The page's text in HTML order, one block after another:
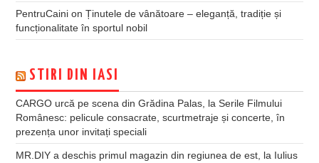
PentruCaini onȚinutele de vânătoare – eleganță, tradiție și
funcționalitate în sportul nobil
STIRI DIN IASI
CARGO urcă pe scena din Grădina Palas, la Serile Filmului
Românesc: pelicule consacrate, scurtmetraje și concerte, în
prezența unor invitați speciali
MR.DIY a deschis primul magazin din regiunea de est, la Iulius